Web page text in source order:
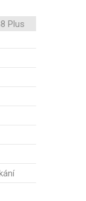
Plus